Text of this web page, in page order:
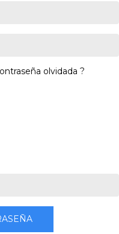
olvidada ?